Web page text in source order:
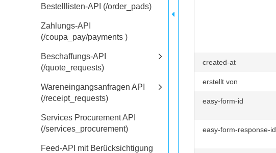
created-at
erstellt von
easy-form-id
easy-form-response-id
Bestelllisten-API (/order_pads)
Zahlungs-API
(/coupa_pay/payments )
Beschaffungs-API
(/quote_requests)
Wareneingangsanfragen API
(/receipt_requests)
Services Procurement API
(/services_procurement)
Feed-API mit Berücksichtigung